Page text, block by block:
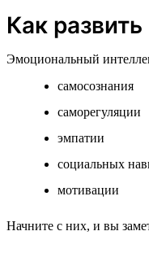
Как развить
Эмоциональный
самосознания
саморегуляции
эмпатии
социальных
мотивации
Начните с них, и вы